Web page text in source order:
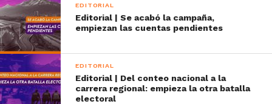
EDITORIAL
Editorial | Se acabó la campaña,
empiezan las cuentas pendientes
EDITORIAL
Editorial | Del conteo nacional a la
carrera regional: empieza la otra batalla
electoral